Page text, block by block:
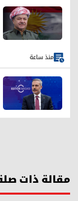
منذ ساعة
مقالة ذات